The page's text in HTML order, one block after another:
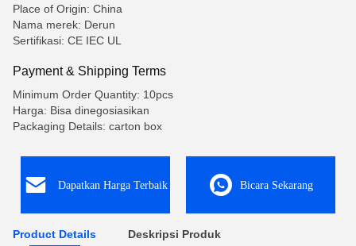
Place of Origin: China
Nama merek: Derun
Sertifikasi: CE IEC UL
Payment & Shipping Terms
Minimum Order Quantity: 10pcs
Harga: Bisa dinegosiasikan
Packaging Details: carton box
Dapatkan Harga Terbaik Bicara Sekarang
Product Details Deskripsi Produk